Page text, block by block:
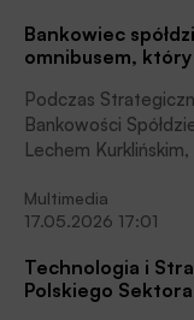
Bankowiec
omnibusem,
Podczas
Bankowości
Lechem
współtwórcą
certyfikacyjnych dla
Multimedia
17.05.2026 17:01
Technologia i
Polskiego